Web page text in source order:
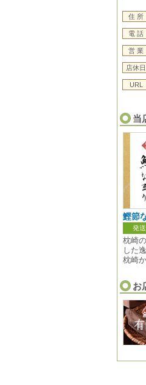
住 所
電 話
営 業
店休日
URL
当
鰹節
発
枕崎
した
枕崎
お